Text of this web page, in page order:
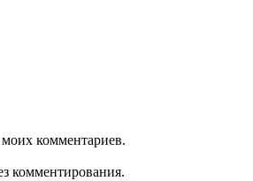
комментариев.
комментирования.